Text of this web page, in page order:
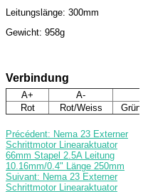
Leitungslänge: 300mm
Gewicht: 958g
Verbindung
A+ A-
Rot
Rot/Weiss
Précédent: Nema 23 Externer
Schrittmotor Linearaktuator
66mm Stapel 2.5A Leitung
10.16mm/0.4" Länge 250mm
Suivant: Nema 23 Externer
Schrittmotor Linearaktuator